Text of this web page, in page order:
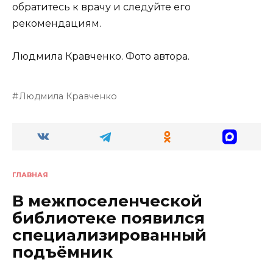
обратитесь к врачу и следуйте его
рекомендациям.
Людмила Кравченко. Фото автора.
Людмила Кравченко
ГЛАВНАЯ
В межпоселенческой
библиотеке появился
специализированный
подъёмник